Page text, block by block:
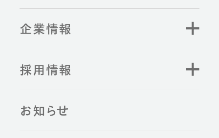
企業情報
採用情報
お知らせ